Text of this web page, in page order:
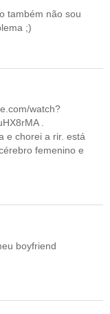
também não sou
;)
watch?
.
e chorei a rir. está
femenino e
boyfriend